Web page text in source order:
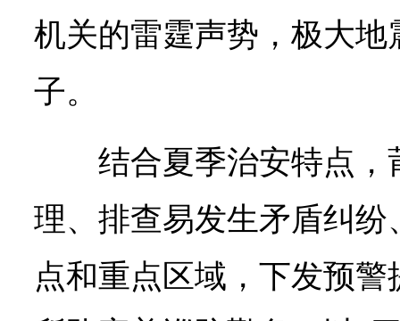
机关的雷霆声势，极大
子。
结合夏季治安特点
理、排查易发生矛盾纠
点和重点区域，下发预